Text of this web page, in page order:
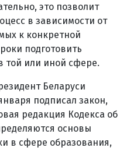
это позволит
в зависимости от
к конкретной
подготовить
той или иной сфере.
Беларуси
подписал закон,
редакция Кодекса об
основы
в сфере образования,